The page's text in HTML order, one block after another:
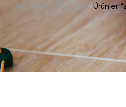
Ana Sayfa Ürünler